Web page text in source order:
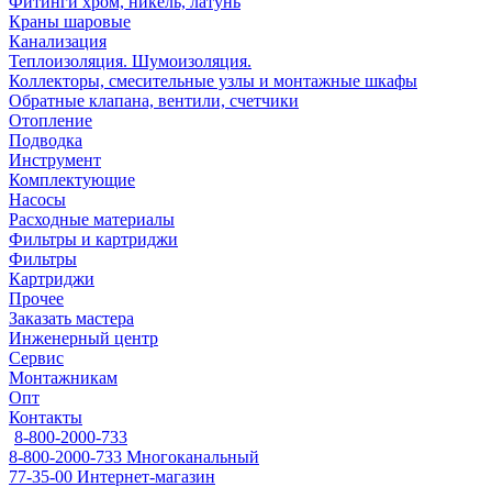
Краны шаровые
Канализация
Теплоизоляция. Шумоизоляция.
Коллекторы, смесительные узлы и монтажные шкафы
Обратные клапана, вентили, счетчики
Отопление
Подводка
Инструмент
Комплектующие
Насосы
Расходные материалы
Фильтры и картриджи
Фильтры
Картриджи
Прочее
Заказать мастера
Инженерный центр
Сервис
Монтажникам
Опт
Контакты
8-800-2000-733
8-800-2000-733 Многоканальный
77-35-00 Интернет-магазин